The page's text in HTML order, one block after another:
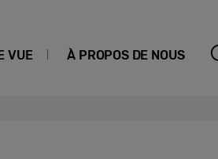
VUE À PROPOS DE NOUS